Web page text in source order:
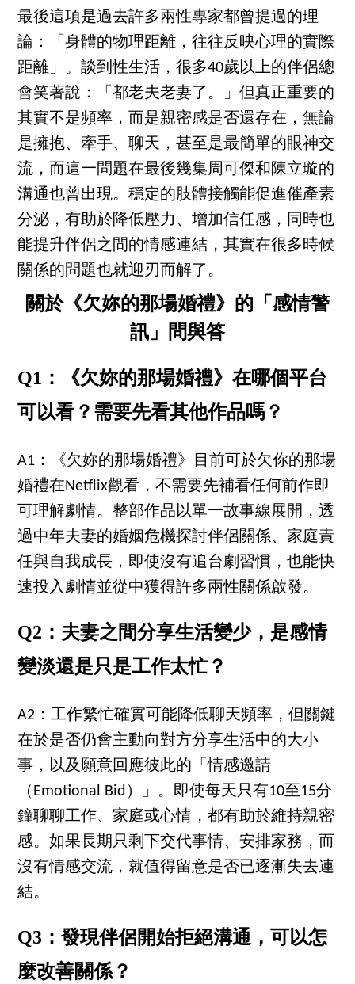
最後這項是過去許多兩性專家都曾提過的理
論：「身體的物理距離，往往反映心理的實際
距離」。談到性生活，很多40歲以上的伴侶總
會笑著說：「都老夫老妻了。」但真正重要的
其實不是頻率，而是親密感是否還存在，無論
是擁抱、牽手、聊天，甚至是最簡單的眼神交
流，而這一問題在最後幾集周可傑和陳立璇的
溝通也曾出現。穩定的肢體接觸能促進催產素
分泌，有助於降低壓力、增加信任感，同時也
能提升伴侶之間的情感連結，其實在很多時候
關係的問題也就迎刃而解了。
關於《欠妳的那場婚禮》的「感情警
訊」問與答
Q1：《欠妳的那場婚禮》在哪個平台
可以看？需要先看其他作品嗎？
A1：《欠妳的那場婚禮》目前可於欠你的那場
婚禮在Netflix觀看，不需要先補看任何前作即
可理解劇情。整部作品以單一故事線展開，透
過中年夫妻的婚姻危機探討伴侶關係、家庭責
任與自我成長，即使沒有追台劇習慣，也能快
速投入劇情並從中獲得許多兩性關係啟發。
Q2：夫妻之間分享生活變少，是感情
變淡還是只是工作太忙？
A2：工作繁忙確實可能降低聊天頻率，但關鍵
在於是否仍會主動向對方分享生活中的大小
事，以及願意回應彼此的「情感邀請
（Emotional Bid）」。即使每天只有10至15分
鐘聊聊工作、家庭或心情，都有助於維持親密
感。如果長期只剩下交代事情、安排家務，而
沒有情感交流，就值得留意是否已逐漸失去連
結。
Q3：發現伴侶開始拒絕溝通，可以怎
麼改善關係？